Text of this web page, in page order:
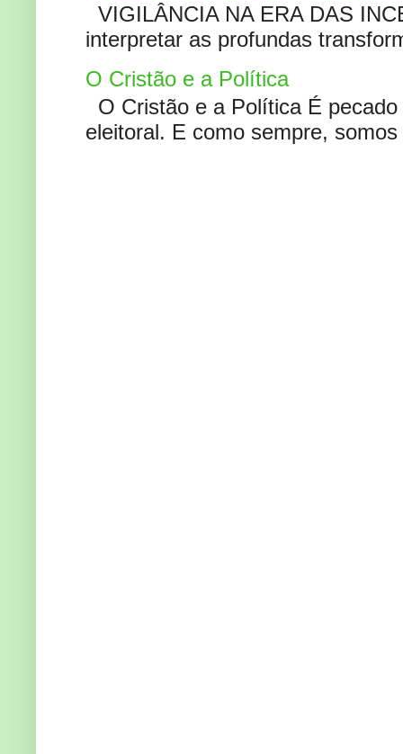
VIGILÂNCIA NA ERA DAS
interpretar as profundas
O Cristão e a Política
O Cristão e a Política É
eleitoral. E como sempre,